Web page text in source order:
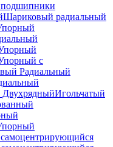
подшипники
Шариковый радиальный
с
Радиальный
Игольчатый